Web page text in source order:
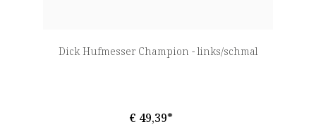
Dick Hufmesser Champion - links/schmal
€ 49,39*